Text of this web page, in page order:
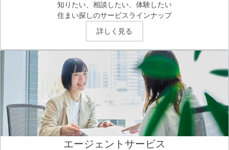
知りたい、相談したい、体験したい
住まい探しのサービスラインナップ
詳しく見る
エージェントサービス